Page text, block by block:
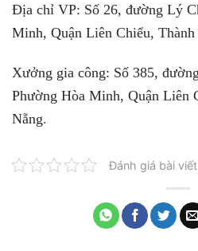
Địa chỉ VP: Số 26, đường Lý
Minh, Quận Liên Chiểu,
Xưởng gia công: Số 385,
Phường Hòa Minh, Quận Liên
Nẵng.
Đánh giá bài viết